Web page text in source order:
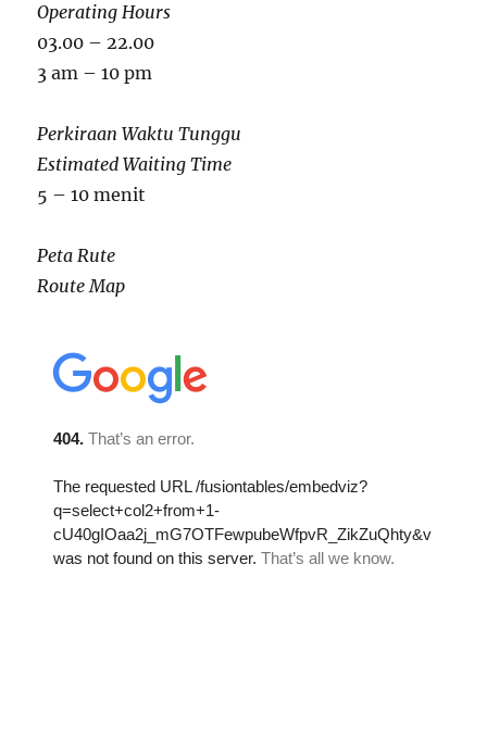
Operating Hours
03.00 – 22.00
3 am – 10 pm
Perkiraan Waktu Tunggu
Estimated Waiting Time
5 – 10 menit
Peta Rute
Route Map